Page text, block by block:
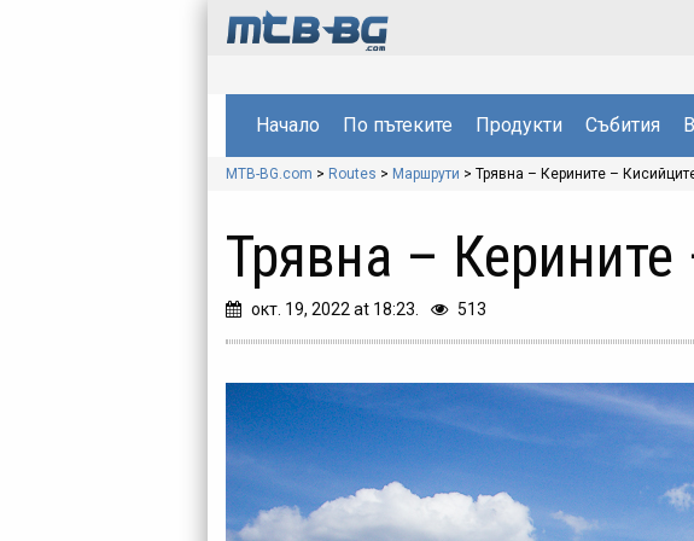
Начало По пътеките Продукти Събития
MTB-BG.com > Routes > Маршрути > Трявна – Керините –
Трявна – Керините
окт. 19, 2022 at 18:23. 513